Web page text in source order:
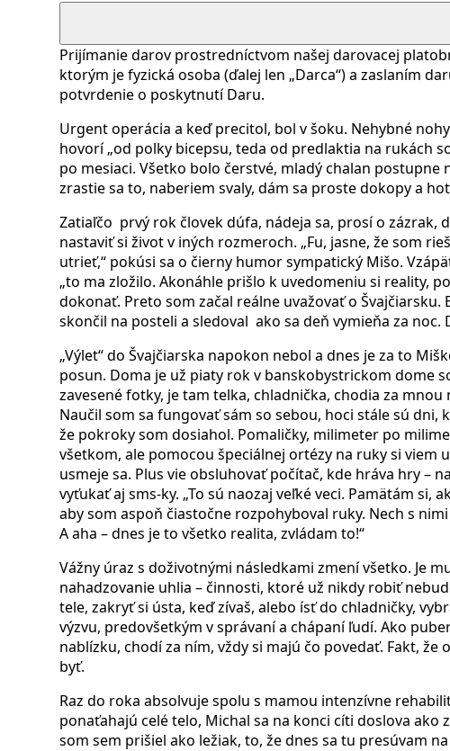
množstvo
Horvát
Prijímanie darov prostredníctvom našej darovacej
ktorým je fyzická osoba (ďalej len „Darca“) a zaslaním
potvrdenie o poskytnutí Daru.
Urgent operácia a keď precitol, bol v šoku. Nehybné
hovorí „od polky bicepsu, teda od predlaktia na rukách
po mesiaci. Všetko bolo čerstvé, mladý chalan postupne
zrastie sa to, naberiem svaly, dám sa proste dokopy a
Zatiaľčo prvý rok človek dúfa, nádeja sa, prosí o
nastaviť si život v iných rozmeroch. „Fu, jasne, že som
utrieť,“ pokúsi sa o čierny humor sympatický Mišo.
„to ma zložilo. Akonáhle prišlo k uvedomeniu si reality,
dokonať. Preto som začal reálne uvažovať o
skončil na posteli a sledoval ako sa deň vymieňa za noc.
„Výlet“ do Švajčiarska napokon nebol a dnes je za to
posun. Doma je už piaty rok v banskobystrickom dome
zavesené fotky, je tam telka, chladnička, chodia za
Naučil som sa fungovať sám so sebou, hoci stále sú
že pokroky som dosiahol. Pomaličky, milimeter po
všetkom, ale pomocou špeciálnej ortézy na ruky si viem
usmeje sa. Plus vie obsluhovať počítač, kde hráva hry –
vyťukať aj sms-ky. „To sú naozaj veľké veci. Pamätám
aby som aspoň čiastočne rozpohyboval ruky. Nech s
A aha – dnes je to všetko realita, zvládam to!“
Vážny úraz s doživotnými následkami zmení všetko. Je
nahadzovanie uhlia – činnosti, ktoré už nikdy robiť
tele, zakryť si ústa, keď zívaš, alebo ísť do chladničky,
výzvu, predovšetkým v správaní a chápaní ľudí. Ako
nablízku, chodí za ním, vždy si majú čo povedať. Fakt,
byť.
Raz do roka absolvuje spolu s mamou intenzívne
ponaťahajú celé telo, Michal sa na konci cíti doslova ako
som sem prišiel ako ležiak, to, že dnes sa tu presúvam